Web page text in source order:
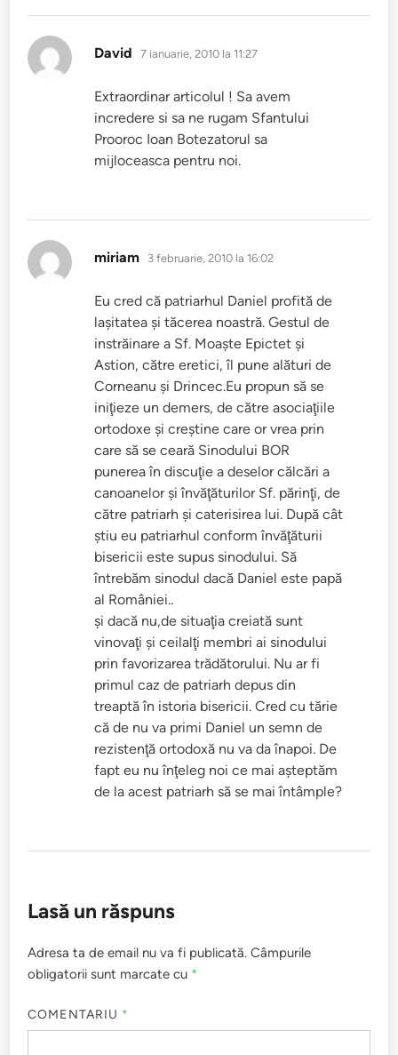
David spune:
7 ianuarie, 2010 la 11:27
Extraordinar articolul ! Sa avem
incredere si sa ne rugam Sfantului
Prooroc Ioan Botezatorul sa
mijloceasca pentru noi.
miriam spune:
3 februarie, 2010 la 16:02
Eu cred că patriarhul Daniel profită de
laşitatea şi tăcerea noastră. Gestul de
instrăinare a Sf. Moaşte Epictet şi
Astion, către eretici, îl pune alături de
Corneanu şi Drincec.Eu propun să se
iniţieze un demers, de către asociaţiile
ortodoxe şi creştine care or vrea prin
care să se ceară Sinodului BOR
punerea în discuţie a deselor călcări a
canoanelor şi învăţăturilor Sf. părinţi, de
către patriarh şi caterisirea lui. După cât
ştiu eu patriarhul conform învăţăturii
bisericii este supus sinodului. Să
întrebăm sinodul dacă Daniel este papă
al României..
şi dacă nu,de situaţia creiată sunt
vinovaţi şi ceilalţi membri ai sinodului
prin favorizarea trădătorului. Nu ar fi
primul caz de patriarh depus din
treaptă în istoria bisericii. Cred cu tărie
că de nu va primi Daniel un semn de
rezistenţă ortodoxă nu va da înapoi. De
fapt eu nu înţeleg noi ce mai aşteptăm
de la acest patriarh să se mai întâmple?
Lasă un răspuns
Adresa ta de email nu va fi publicată. Câmpurile
obligatorii sunt marcate cu *
COMENTARIU *